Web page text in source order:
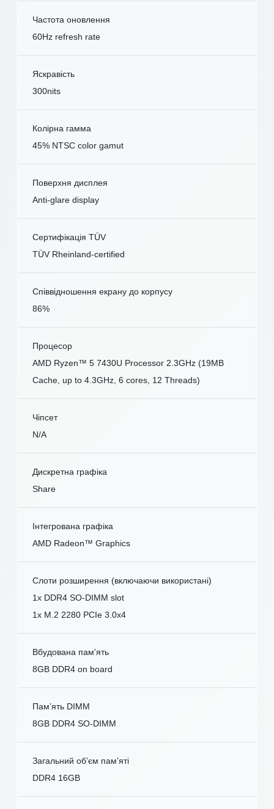
Частота оновлення
60Hz refresh rate
Яскравість
300nits
Колірна гамма
45% NTSC color gamut
Поверхня дисплея
Anti-glare display
Сертифікація TÜV
TÜV Rheinland-certified
Співвідношення екрану до корпусу
86%
Процесор
AMD Ryzen™ 5 7430U Processor 2.3GHz (19MB
Cache, up to 4.3GHz, 6 cores, 12 Threads)
Чіпсет
N/A
Дискретна графіка
Share
Інтегрована графіка
AMD Radeon™ Graphics
Слоти розширення (включаючи використані)
1x DDR4 SO-DIMM slot
1x M.2 2280 PCIe 3.0x4
Вбудована пам’ять
8GB DDR4 on board
Пам’ять DIMM
8GB DDR4 SO-DIMM
Загальний об’єм пам’яті
DDR4 16GB